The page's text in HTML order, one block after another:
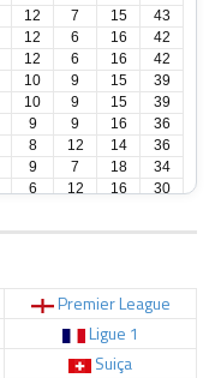
12 7 15
43
12 6 16
42
12 6 16
42
10 9 15
39
10 9 15
39
9 9 16
36
8 12 14
36
9 7 18
34
6 12 16
30
6 10 18
28
Premier League
Ligue 1
Suiça